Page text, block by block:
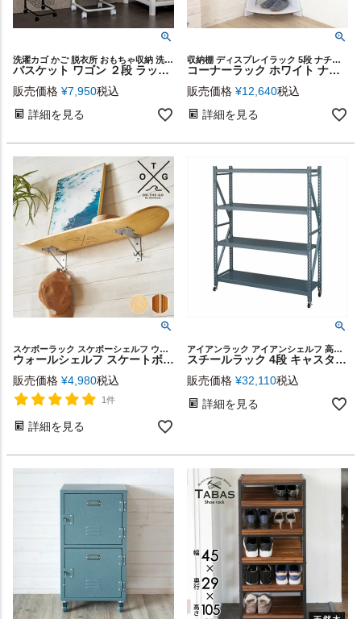
洗濯カゴ かご 脱衣所 おもちゃ収納 洗濯もの入れ 脱衣かご 便利
バスケット ワゴン ２段 ラック ブラック ホワイト スチール 幅37 奥行40 高さ107 [91472]【 ワイヤーバスケット ランドリーバスケット ２個 キャスター付き 取り外し可能 おしゃれ シンプル ナチュラル ランドリー 洗濯 洗面室 リビング キッチン 白 黒】
販売価格 ¥7,950税込
詳細を見る
収納棚 ディスプレイラック 5段 ナチュラル 連結可能
コーナーラック ホワイト ナチュラル ブラウン ツリー型 [91461]【 ラック 幅57cm 奥行40cm 高さ137cm 棚 シンプル おしゃれ 】
販売価格 ¥12,640税込
詳細を見る
スケボーラック スケボーシェルフ ウォールラック 棚 西海岸
ウォールシェルフ スケートボード 木製 カナディアンメープル 幅約79cm ナチュラル色 ON-THE-GO スケートボードラック スケートボードシェルフ ウォールラック ウォールシェルフ 本物 ウッドラック 棚 壁掛け 壁面 壁面収納 西海岸 お洒落 おしゃれ [66890]
販売価格 ¥4,980税込
1件
詳細を見る
アイアンラック アイアンシェルフ 高さ157cm リビング収納
スチールラック 4段 キャスター付き 幅129cm 棚板可動 [91248]【 オープンラック オープンシェルフ キャビネット 収納棚 本棚 奥行40.5cm 高さ157cm おしゃれ 】
販売価格 ¥32,110税込
詳細を見る